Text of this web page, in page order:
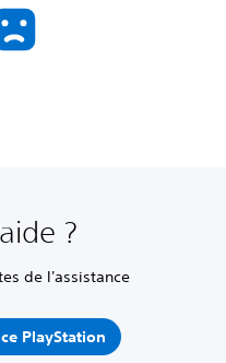
?
de l'assistance
PlayStation